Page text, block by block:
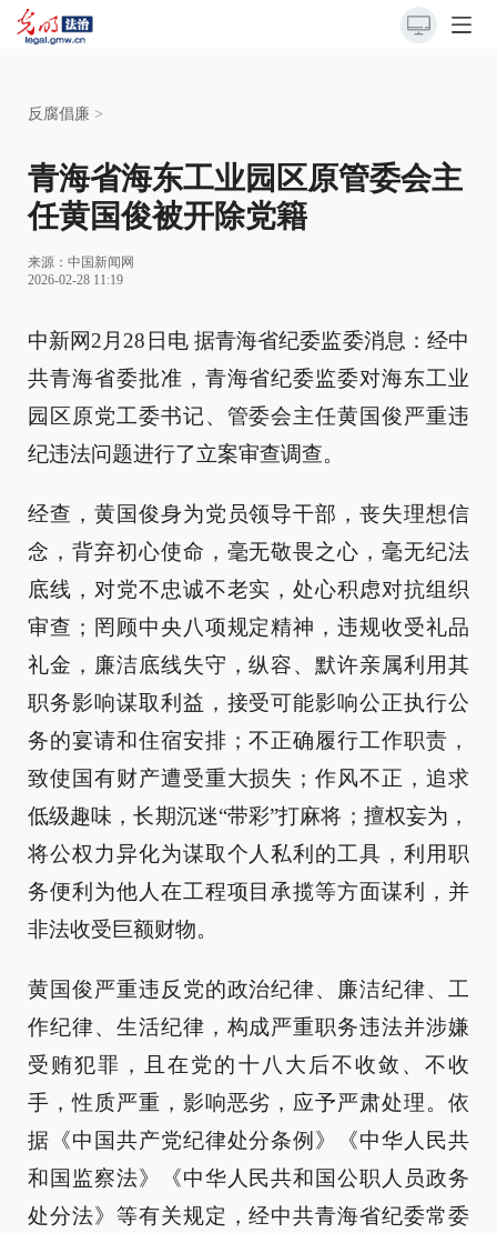
反腐倡廉 >
青海省海东工业园区原管委会主
任黄国俊被开除党籍
来源： 中国新闻网
2026-02-28 11:19
中新网2月28日电 据青海省纪委监委消息：经中
共青海省委批准，青海省纪委监委对海东工业
园区原党工委书记、管委会主任黄国俊严重违
纪违法问题进行了立案审查调查。
经查，黄国俊身为党员领导干部，丧失理想信
念，背弃初心使命，毫无敬畏之心，毫无纪法
底线，对党不忠诚不老实，处心积虑对抗组织
审查；罔顾中央八项规定精神，违规收受礼品
礼金，廉洁底线失守，纵容、默许亲属利用其
职务影响谋取利益，接受可能影响公正执行公
务的宴请和住宿安排；不正确履行工作职责，
致使国有财产遭受重大损失；作风不正，追求
低级趣味，长期沉迷“带彩”打麻将；擅权妄为，
将公权力异化为谋取个人私利的工具，利用职
务便利为他人在工程项目承揽等方面谋利，并
非法收受巨额财物。
黄国俊严重违反党的政治纪律、廉洁纪律、工
作纪律、生活纪律，构成严重职务违法并涉嫌
受贿犯罪，且在党的十八大后不收敛、不收
手，性质严重，影响恶劣，应予严肃处理。依
据《中国共产党纪律处分条例》《中华人民共
和国监察法》《中华人民共和国公职人员政务
处分法》等有关规定，经中共青海省纪委常委